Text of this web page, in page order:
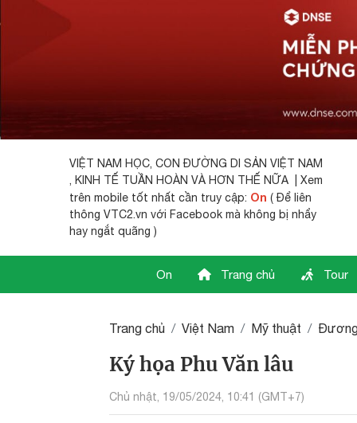
VIỆT NAM HỌC, CON ĐƯỜNG DI SẢN VIỆT NAM
, KINH TẾ TUẦN HOÀN VÀ HƠN THẾ NỮA | Xem
trên mobile tốt nhất cần truy cập: On ( Để liên
thông VTC2.vn với Facebook mà không bị nhẩy
hay ngắt quãng )
On Trang chủ Tour
Trang chủ Việt Nam Mỹ thuật
Ký họa Phu Văn lâu
Chủ nhật, 19/05/2024, 10:41 (GMT+7)